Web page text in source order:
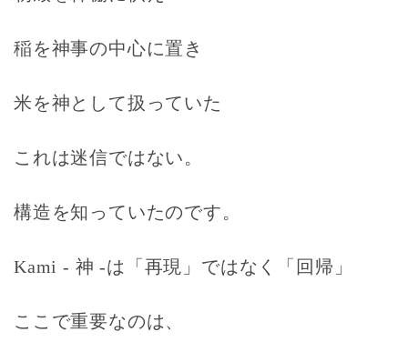
稲を神事の中心に置き
米を神として扱っていた
これは迷信ではない。
構造を知っていたのです。
Kami - 神 -は「再現」ではなく「回帰」
ここで重要なのは、